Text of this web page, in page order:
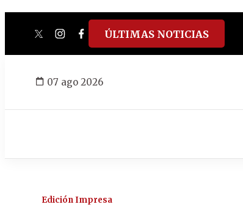
twitterinstagram
facebook
tiktokyoutube
spotify
ÚLTIMAS NOTICIAS
07 ago 2026
Edición Impresa